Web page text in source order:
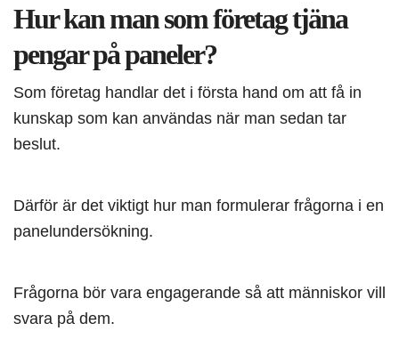
Hur kan man som företag tjäna
pengar på paneler?
Som företag handlar det i första hand om att få in
kunskap som kan användas när man sedan tar
beslut.
Därför är det viktigt hur man formulerar frågorna i en
panelundersökning.
Frågorna bör vara engagerande så att människor vill
svara på dem.